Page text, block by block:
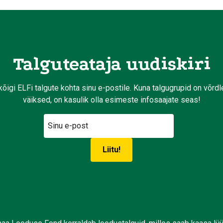
Talguteataja uudiskiri
ELFi talgute kohta sinu e-postile. Kuna talgugrupid on
väiksed, on kasulik olla esimeste infosaajate seas!